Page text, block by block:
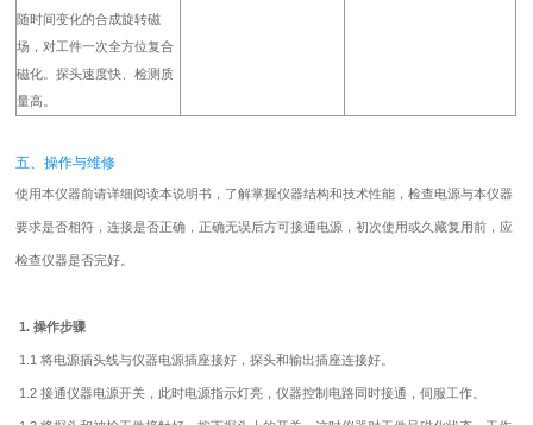
随时间变化的合成旋转磁
场，对工件一次全方位复合
磁化。探头速度快、检测质
量高。
五、操作与维修
使用本仪器前请详细阅读本说明书，了解掌握仪器结构和技术性能，检查电源与本仪器
要求是否相符，连接是否正确，正确无误后方可接通电源，初次使用或久藏复用前，应
检查仪器是否完好。
1. 操作步骤
1.1 将电源插头线与仪器电源插座接好，探头和输出插座连接好。
1.2 接通仪器电源开关，此时电源指示灯亮，仪器控制电路同时接通，伺服工作。